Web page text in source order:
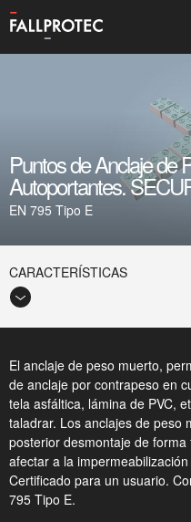
Puntos de Anclaje de
Autoportantes.
EN 795 Tipo E
CARACTERÍSTICAS
El anclaje de peso muerto,
de anclaje por contrapeso en
tela asfáltica, lámina de PVC,
taladrar. Los anclajes de peso
posterior desmontaje de forma
afectar a la
Certificado para un usuario.
795 Tipo E.